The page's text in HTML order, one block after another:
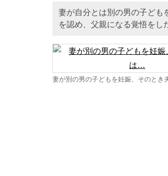
妻が自分とは別の男の子ども
を認め、父親になる覚悟をし
妻が別の男の子どもを妊娠、そのとき